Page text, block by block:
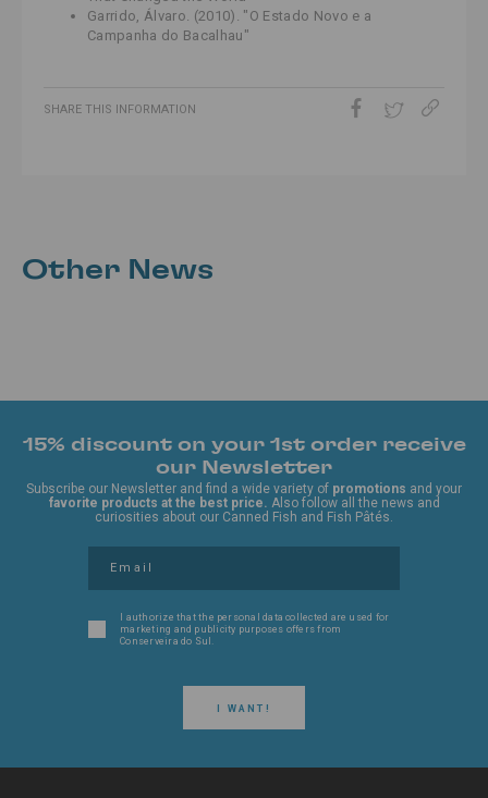
Garrido, Álvaro. (2010). "O Estado Novo e a
Campanha do Bacalhau"
SHARE THIS INFORMATION
Other News
15% discount on your 1st order receive
our Newsletter
Subscribe our Newsletter and find a wide variety of promotions and your
favorite products at the best price. Also follow all the news and
curiosities about our Canned Fish and Fish Pâtés.
I WANT!
I authorize that the personal data collected are used for
marketing and publicity purposes offers from
Conserveira do Sul.